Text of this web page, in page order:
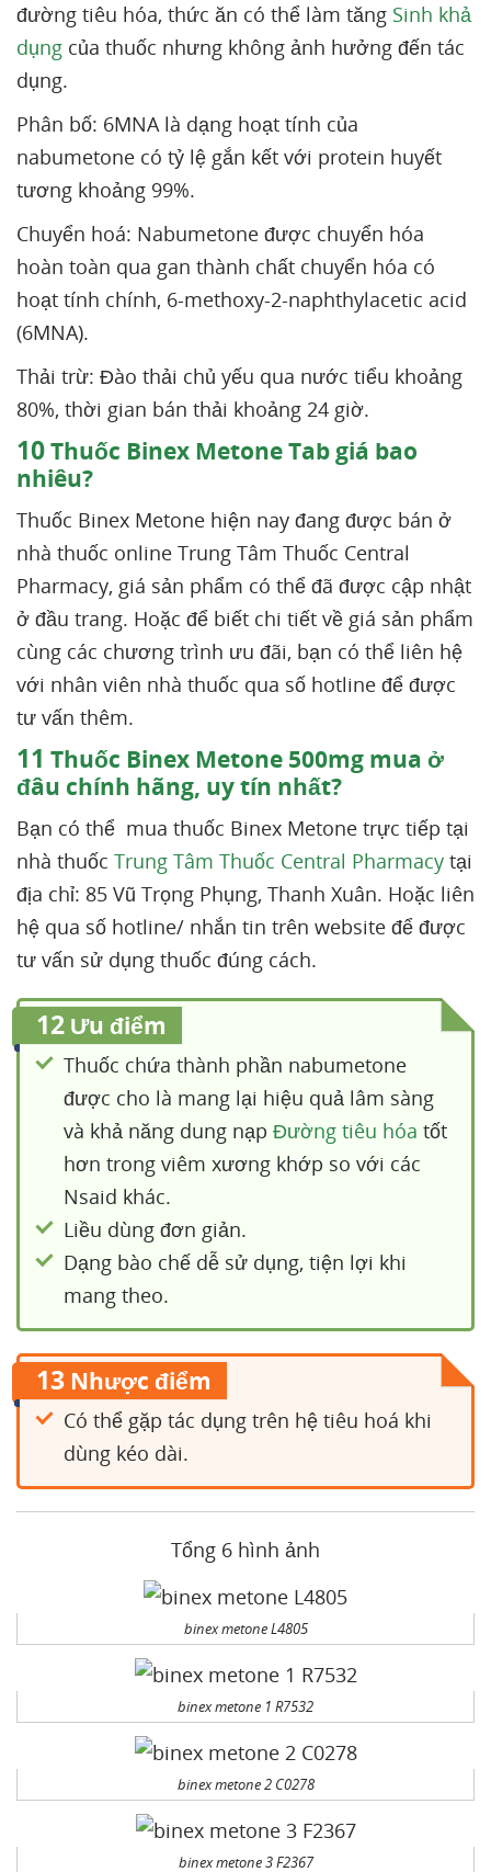
đường tiêu hóa, thức ăn có thể làm tăng Sinh khả
dụng của thuốc nhưng không ảnh hưởng đến tác
dụng.
Phân bố: 6MNA là dạng hoạt tính của
nabumetone có tỷ lệ gắn kết với protein huyết
tương khoảng 99%.
Chuyển hoá: Nabumetone được chuyển hóa
hoàn toàn qua gan thành chất chuyển hóa có
hoạt tính chính, 6-methoxy-2-naphthylacetic acid
(6MNA).
Thải trừ: Đào thải chủ yếu qua nước tiểu khoảng
80%, thời gian bán thải khoảng 24 giờ.
10Thuốc Binex Metone Tab giá bao
nhiêu?
Thuốc Binex Metone hiện nay đang được bán ở
nhà thuốc online Trung Tâm Thuốc Central
Pharmacy, giá sản phẩm có thể đã được cập nhật
ở đầu trang. Hoặc để biết chi tiết về giá sản phẩm
cùng các chương trình ưu đãi, bạn có thể liên hệ
với nhân viên nhà thuốc qua số hotline để được
tư vấn thêm.
11 Thuốc Binex Metone 500mg mua ở
đâu chính hãng, uy tín nhất?
Bạn có thể mua thuốc Binex Metone trực tiếp tại
nhà thuốc Trung Tâm Thuốc Central Pharmacy tại
địa chỉ: 85 Vũ Trọng Phụng, Thanh Xuân. Hoặc liên
hệ qua số hotline/ nhắn tin trên website để được
tư vấn sử dụng thuốc đúng cách.
12 Ưu điểm
Thuốc chứa thành phần nabumetone
được cho là mang lại hiệu quả lâm sàng
và khả năng dung nạp Đường tiêu hóa tốt
hơn trong viêm xương khớp so với các
Nsaid khác.
Liều dùng đơn giản.
Dạng bào chế dễ sử dụng, tiện lợi khi
mang theo.
13 Nhược điểm
Có thể gặp tác dụng trên hệ tiêu hoá khi
dùng kéo dài.
Tổng 6 hình ảnh
binex metone L4805
binex metone 1 R7532
binex metone 2 C0278
binex metone 3 F2367